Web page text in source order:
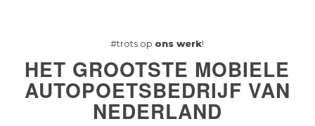
#trots op ons werk!
HET GROOTSTE MOBIELE
AUTOPOETSBEDRIJF VAN
NEDERLAND